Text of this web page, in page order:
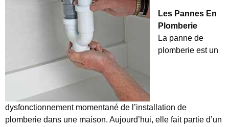
Les Pannes En
Plomberie
La panne de
plomberie est un
dysfonctionnement momentané de l’installation de
plomberie dans une maison. Aujourd’hui, elle fait partie d’un